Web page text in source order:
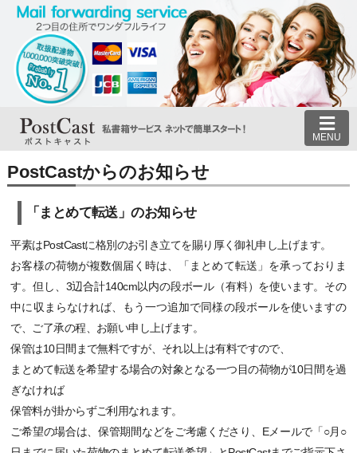
MENU
PostCastからのお知らせ
「まとめて転送」のお知らせ
平素はPostCastに格別のお引き立てを賜り厚く御礼申し上げます。
お客様の荷物が複数個届く時は、「まとめて転送」を承っておりま
す。但し、3辺合計140cm以内の段ボール（有料）を使います。その
中に収まらなければ、もう一つ追加で同様の段ボールを使いますの
で、ご了承の程、お願い申し上げます。
保管は10日間まで無料ですが、それ以上は有料ですので、
まとめて転送を希望する場合の対象となる一つ目の荷物が10日間を過
ぎなければ
保管料が掛からずご利用なれます。
ご希望の場合は、保管期間などをご考慮くださり、Eメールで「○月○